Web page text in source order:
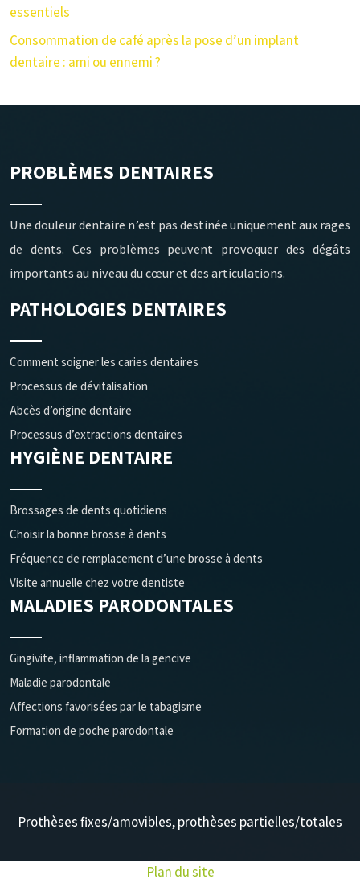
essentiels
Consommation de café après la pose d’un implant
dentaire : ami ou ennemi ?
PROBLÈMES DENTAIRES
Une douleur dentaire n’est pas destinée uniquement aux rages
de dents. Ces problèmes peuvent provoquer des dégâts
importants au niveau du cœur et des articulations.
PATHOLOGIES DENTAIRES
Comment soigner les caries dentaires
Processus de dévitalisation
Abcès d’origine dentaire
Processus d’extractions dentaires
HYGIÈNE DENTAIRE
Brossages de dents quotidiens
Choisir la bonne brosse à dents
Fréquence de remplacement d’une brosse à dents
Visite annuelle chez votre dentiste
MALADIES PARODONTALES
Gingivite, inflammation de la gencive
Maladie parodontale
Affections favorisées par le tabagisme
Formation de poche parodontale
Prothèses fixes/amovibles, prothèses partielles/totales
Plan du site